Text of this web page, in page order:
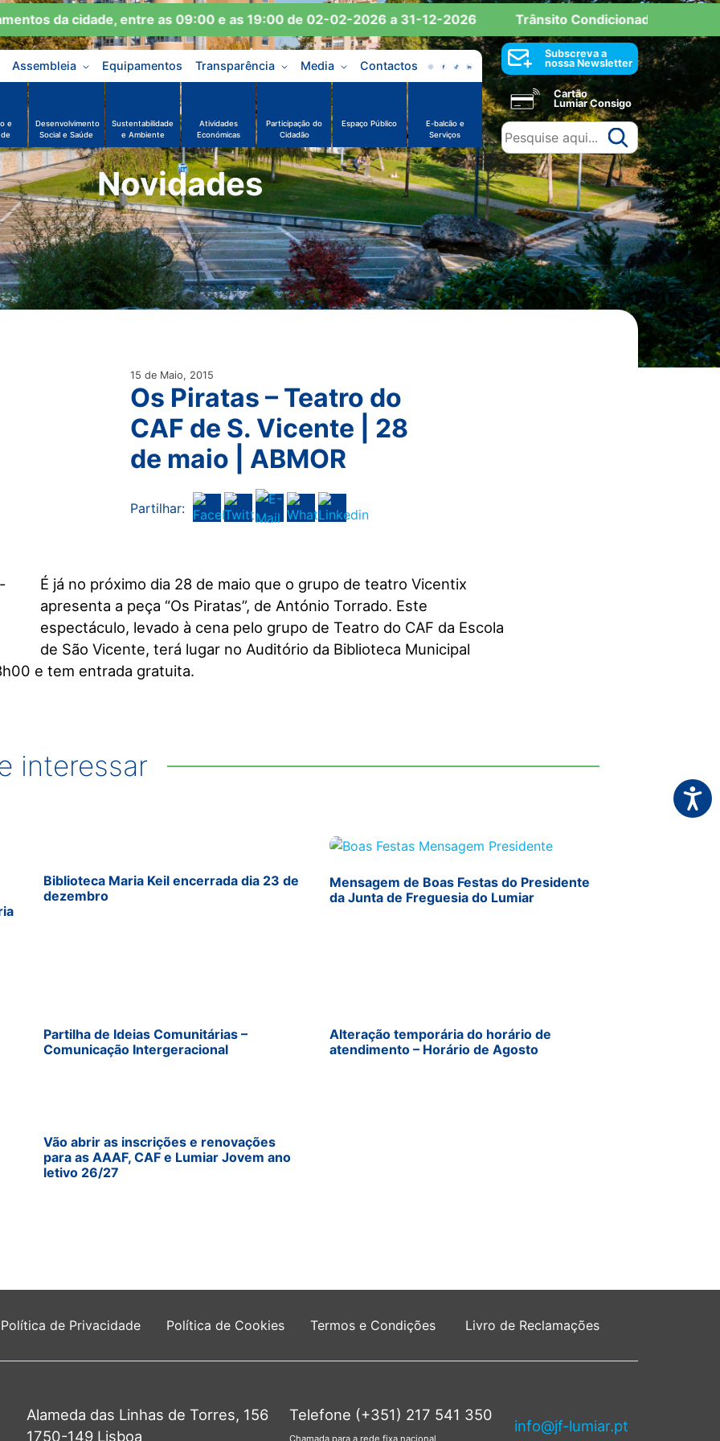
da cidade, entre as 09:00 e as 19:00 de 02-02-2026 a 31-12-2026 Trânsito Condicionado: Reserva
Assembleia Equipamentos Transparência Media Contactos
e
Desenvolvimento
Social e Saúde
Sustentabilidade
e Ambiente
Atividades
Económicas
Participação do
Cidadão
Espaço Público
E-balcão e
Serviços
Subscreva a
nossa Newsletter
Cartão
Lumiar Consigo
Novidades
15 de Maio, 2015
Os Piratas – Teatro do
CAF de S. Vicente | 28
de maio | ABMOR
Partilhar:
É já no próximo dia 28 de maio que o grupo de teatro Vicentix
apresenta a peça “Os Piratas”, de António Torrado. Este
espectáculo, levado à cena pelo grupo de Teatro do CAF da Escola
de São Vicente, terá lugar no Auditório da Biblioteca Municipal
e tem entrada gratuita.
interessar
Biblioteca Maria Keil encerrada dia 23 de
dezembro
Mensagem de Boas Festas do Presidente
da Junta de Freguesia do Lumiar
Partilha de Ideias Comunitárias –
Comunicação Intergeracional
Alteração temporária do horário de
atendimento – Horário de Agosto
Vão abrir as inscrições e renovações
para as AAAF, CAF e Lumiar Jovem ano
letivo 26/27
Política de Privacidade Política de Cookies Termos e Condições Livro de Reclamações
Alameda das Linhas de Torres, 156
1750-149 Lisboa
Telefone (+351) 217 541 350
info@jf-lumiar.pt